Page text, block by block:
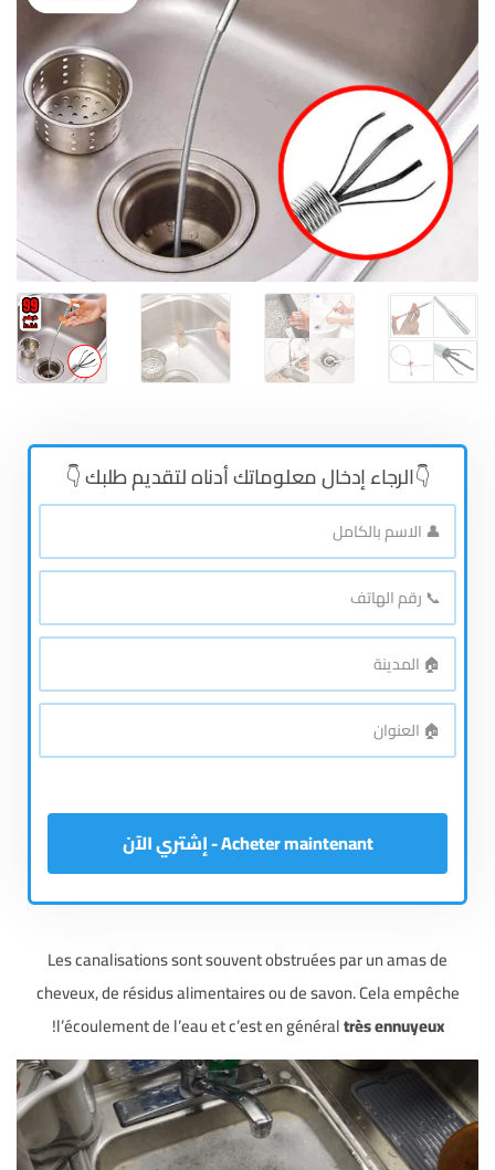
👇الرجاء إدخال معلوماتك أدناه لتقديم طلبك 👇
👤
الاسم
بالكامل*
📞
رقم
الهاتف*
🏠
المدينة*
🏠
العنوان*
Acheter maintenant - إشتري الآن
Les canalisations sont souvent obstruées par un amas de
cheveux, de résidus alimentaires ou de savon. Cela empêche
l’écoulement de l’eau et c’est en généraltrès ennuyeux
!